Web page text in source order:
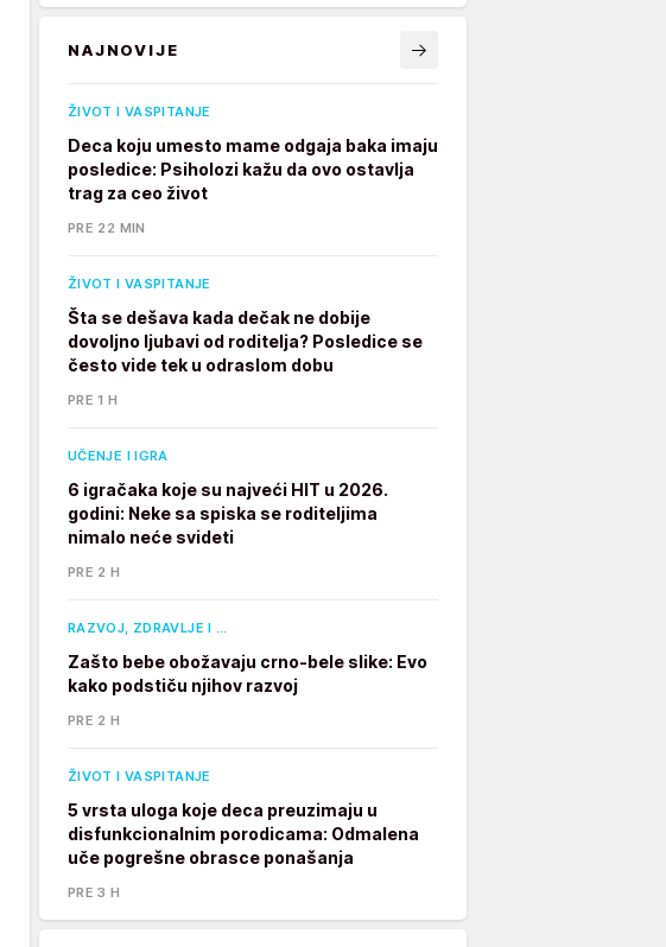
NAJNOVIJE
ŽIVOT I VASPITANJE
Deca koju umesto mame odgaja baka imaju
posledice: Psiholozi kažu da ovo ostavlja
trag za ceo život
PRE 22 MIN
ŽIVOT I VASPITANJE
Šta se dešava kada dečak ne dobije
dovoljno ljubavi od roditelja? Posledice se
često vide tek u odraslom dobu
PRE 1 H
UČENJE I IGRA
6 igračaka koje su najveći HIT u 2026.
godini: Neke sa spiska se roditeljima
nimalo neće svideti
PRE 2 H
RAZVOJ, ZDRAVLJE I …
Zašto bebe obožavaju crno-bele slike: Evo
kako podstiču njihov razvoj
PRE 2 H
ŽIVOT I VASPITANJE
5 vrsta uloga koje deca preuzimaju u
disfunkcionalnim porodicama: Odmalena
uče pogrešne obrasce ponašanja
PRE 3 H